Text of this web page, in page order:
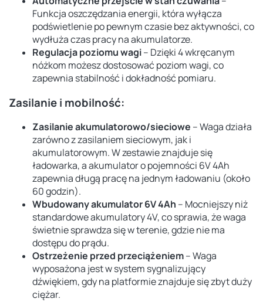
Funkcja oszczędzania energii, która wyłącza
podświetlenie po pewnym czasie bez aktywności, co
wydłuża czas pracy na akumulatorze.
Regulacja poziomu wagi– Dzięki 4 wkręcanym
nóżkom możesz dostosować poziom wagi, co
zapewnia stabilność i dokładność pomiaru.
Zasilanie i mobilność:
Zasilanie akumulatorowo/sieciowe – Waga działa
zarówno z zasilaniem sieciowym, jak i
akumulatorowym. W zestawie znajduje się
ładowarka, a akumulator o pojemności 6V 4Ah
zapewnia długą pracę na jednym ładowaniu (około
60 godzin).
Wbudowany akumulator 6V 4Ah – Mocniejszy niż
standardowe akumulatory 4V, co sprawia, że waga
świetnie sprawdza się w terenie, gdzie nie ma
dostępu do prądu.
Ostrzeżenie przed przeciążeniem– Waga
wyposażona jest w system sygnalizujący
dźwiękiem, gdy na platformie znajduje się zbyt duży
ciężar.